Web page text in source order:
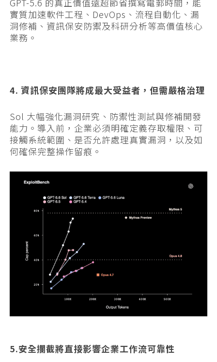
實質加速軟件工程、DevOps、流程自動化、漏
洞修補、資訊保安防禦及科研分析等高價值核心
業務。
4. 資訊保安團隊將成最大受益者，但需嚴格治理
Sol 大幅強化漏洞研究、防禦性測試與修補開發
能力。導入前，企業必須明確定義存取權限、可
接觸系統範圍、是否允許處理真實漏洞，以及如
何確保完整操作留痕。
5.安全攔截將直接影響企業工作流可靠性